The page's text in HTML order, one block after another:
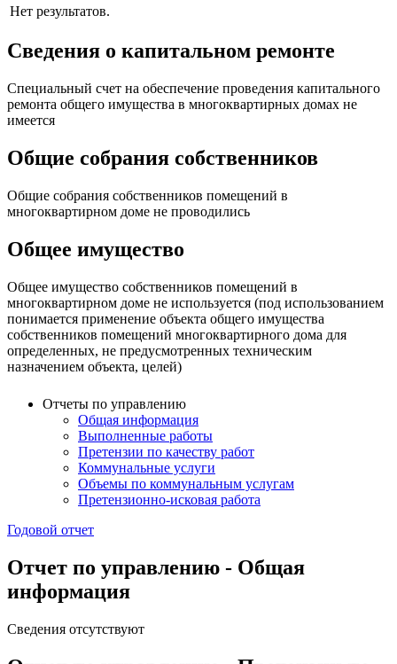
Нет результатов.
Сведения о капитальном ремонте
Специальный счет на обеспечение проведения капитального
ремонта общего имущества в многоквартирных домах не
имеется
Общие собрания собственников
Общие собрания собственников помещений в
многоквартирном доме не проводились
Общее имущество
Общее имущество собственников помещений в
многоквартирном доме не используется (под использованием
понимается применение объекта общего имущества
собственников помещений многоквартирного дома для
определенных, не предусмотренных техническим
назначением объекта, целей)
Отчеты по управлению
Общая информация
Выполненные работы
Претензии по качеству работ
Коммунальные услуги
Объемы по коммунальным услугам
Претензионно-исковая работа
Годовой отчет
Отчет по управлению - Общая
информация
Сведения отсутствуют